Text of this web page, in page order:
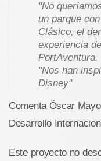
"No
un parque
Clásico, el
experiencia
"Nos han
Disney"
Comenta Óscar
Desarrollo
Este proyecto no